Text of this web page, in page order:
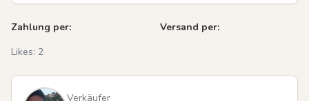
Zahlung per:
Versand per:
Likes: 2
Verkäufer